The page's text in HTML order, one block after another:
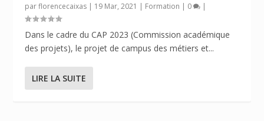
parflorencecaixas | 19 Mar, 2021 | Formation | 0 |
Dans le cadre du CAP 2023 (Commission académique
des projets), le projet de campus des métiers et...
LIRE LA SUITE